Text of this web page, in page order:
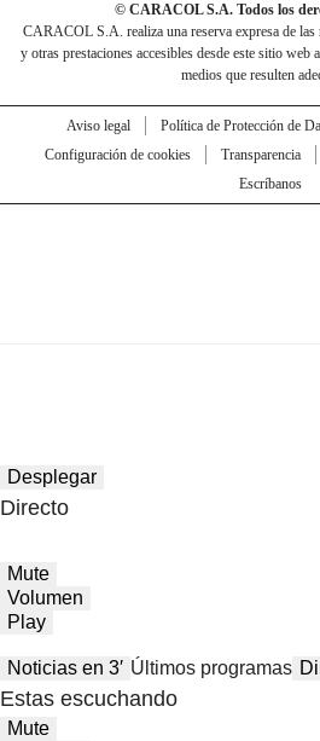
© CARACOL S.A. Todos los
CARACOL S.A. realiza una reserva expresa de las
y otras prestaciones accesibles desde este sitio web
medios que resulten
Aviso legal Política de Protección de
Configuración de cookies
Transparencia
Escríbanos
Desplegar
Directo
Mute
Volumen
Play
Noticias en 3′ Últimos programas
Estas escuchando
Mute